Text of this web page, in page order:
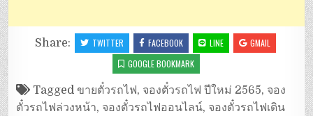
Share: TWITTER FACEBOOK LINE
GMAIL
GOOGLE BOOKMARK
Taggedขายตั๋วรถไฟ, จองตั๋วรถไฟ ปีใหม่ 2565, จอง
ตั๋วรถไฟล่วงหน้า, จองตั๋วรถไฟออนไลน์, จองตั๋วรถไฟเดิน